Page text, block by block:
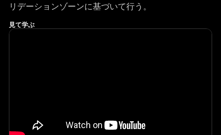
リデーションゾーンに基づいて行う。
見て学ぶ